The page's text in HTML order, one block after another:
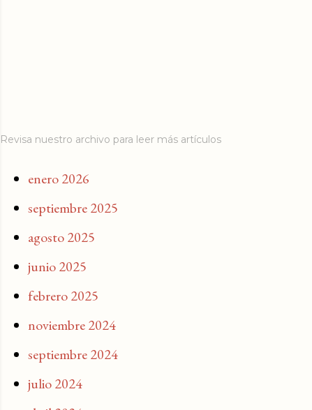
Revisa nuestro archivo para leer más artículos
enero 2026
septiembre 2025
agosto 2025
junio 2025
febrero 2025
noviembre 2024
septiembre 2024
julio 2024